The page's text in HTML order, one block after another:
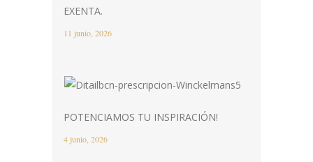
EXENTA.
11 junio, 2026
POTENCIAMOS TU INSPIRACIÓN!
4 junio, 2026